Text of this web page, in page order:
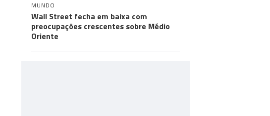
MUNDO
Wall Street fecha em baixa com
preocupações crescentes sobre Médio
Oriente